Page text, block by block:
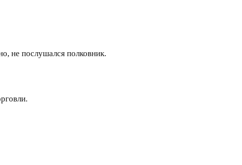
не послушался полковник.